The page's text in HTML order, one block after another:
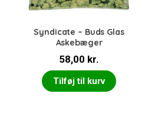
Syndicate – Buds Glas
Askebæger
58,00 kr.
Tilføj til kurv